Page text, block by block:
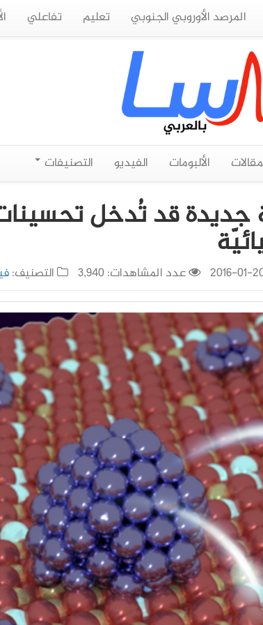
المرصد الأوروبي الجنوبي تعليم تفاعلي
الألبومات الفيديو التصنيفات
جديدة قد تُدخل
20-01- عدد المشاهدات: 3,940 التصنيف: